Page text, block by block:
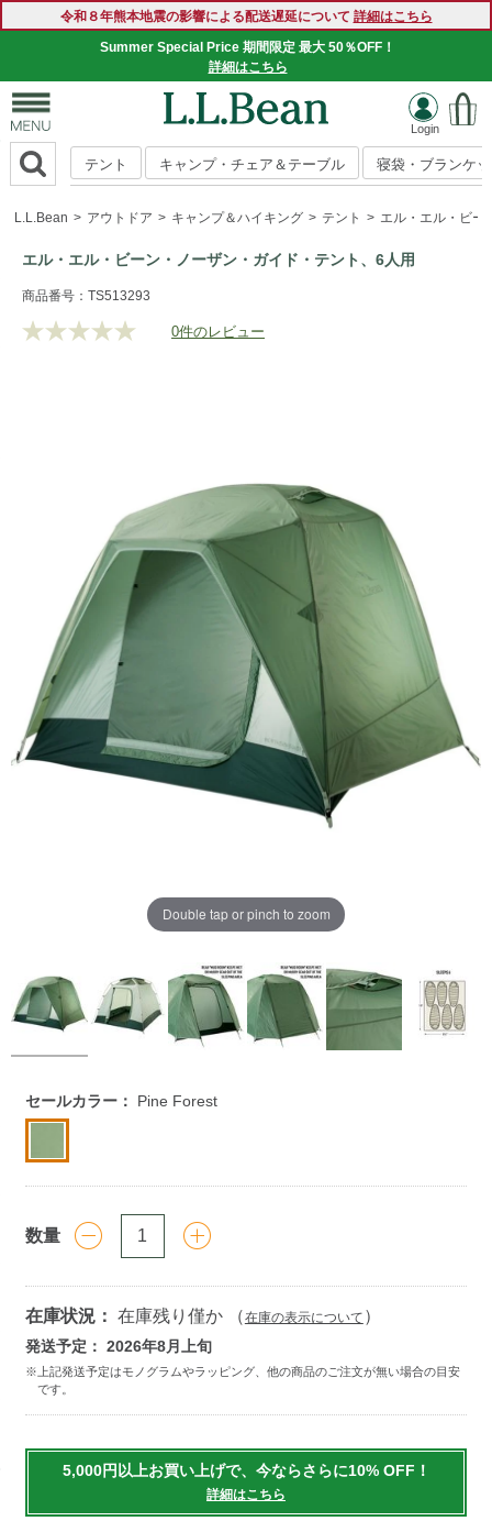
令和８年熊本地震の影響による配送遅延について 詳細はこちら
Summer Special Price 期間限定 最大 50％OFF！
詳細はこちら
テント キャンプ・チェア＆テーブル 寝袋・ブランケ
L.L.Bean アウトドア キャンプ＆ハイキング テント エル・エル・ビー
エル・エル・ビーン・ノーザン・ガイド・テント、6人用
https://www.llbean.co.jp/outdoor/camp-
hiking/tent/g/1000070793.html
商品番号：TS513293
評
ジ
ン
ク。
0件のレビュー
Double tap or pinch to zoom
https://www.llbean.co.jp/outdoor/camp-
hiking/tent/g/1000070793.html
セールカラー： Pine Forest
数量
在庫状況： 在庫残り僅か （在庫の表示について ）
発送予定： 2026年8月上旬
to
5,000円以上お買い上げで、今ならさらに10% OFF！
詳細はこちら